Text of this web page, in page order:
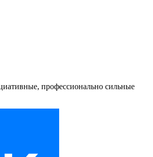
профессионально сильные